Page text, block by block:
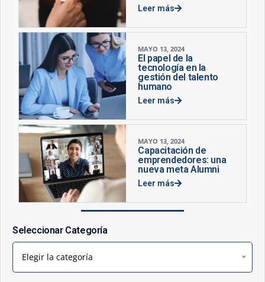
Leer más
MAYO 13, 2024
El papel de la
tecnología en la
gestión del talento
humano
Leer más
MAYO 13, 2024
Capacitación de
emprendedores: una
nueva meta Alumni
Leer más
Seleccionar Categoría
Elegir la categoría